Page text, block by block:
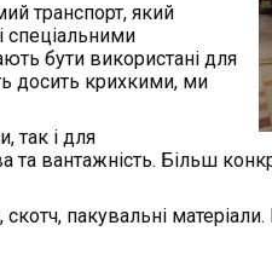
транспорт, який
спеціальними
бути використані для
досить крихкими, ми
так і для
та вантажність. Більш
пакувальні матеріали.